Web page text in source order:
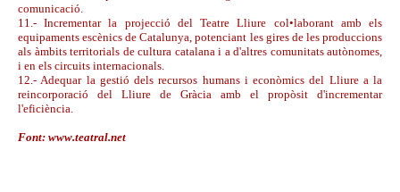
comunicació.
11.- Incrementar la projecció del Teatre Lliure col•laborant amb els
equipaments escènics de Catalunya, potenciant les gires de les produccions
als àmbits territorials de cultura catalana i a d'altres comunitats autònomes,
i en els circuits internacionals.
12.- Adequar la gestió dels recursos humans i econòmics del Lliure a la
reincorporació del Lliure de Gràcia amb el propòsit d'incrementar
l'eficiència.
Font: www.teatral.net